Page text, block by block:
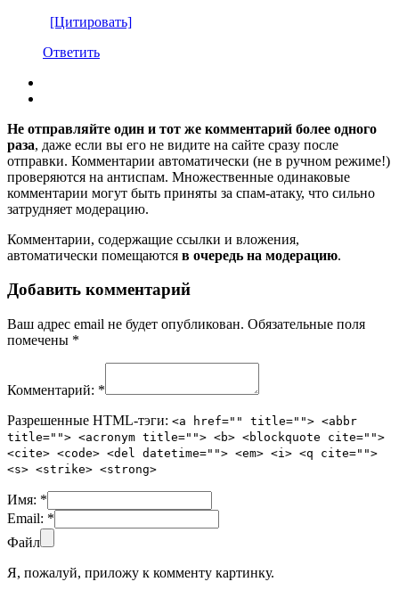
[Цитировать]
Ответить
Не отправляйте один и тот же комментарий более одного
раза, даже если вы его не видите на сайте сразу после
отправки. Комментарии автоматически (не в ручном режиме!)
проверяются на антиспам. Множественные одинаковые
комментарии могут быть приняты за спам-атаку, что сильно
затрудняет модерацию.
Комментарии, содержащие ссылки и вложения,
автоматически помещаются в очередь на модерацию.
Добавить комментарий
Ваш адрес email не будет опубликован. Обязательные поля
помечены *
Комментарий: *
Разрешенные HTML-тэги: <a href="" title=""> <abbr
title=""> <acronym title=""> <b> <blockquote cite="">
<cite> <code> <del datetime=""> <em> <i> <q cite="">
<s> <strike> <strong>
Имя: *
Email: *
Файл
Я, пожалуй, приложу к комменту картинку.